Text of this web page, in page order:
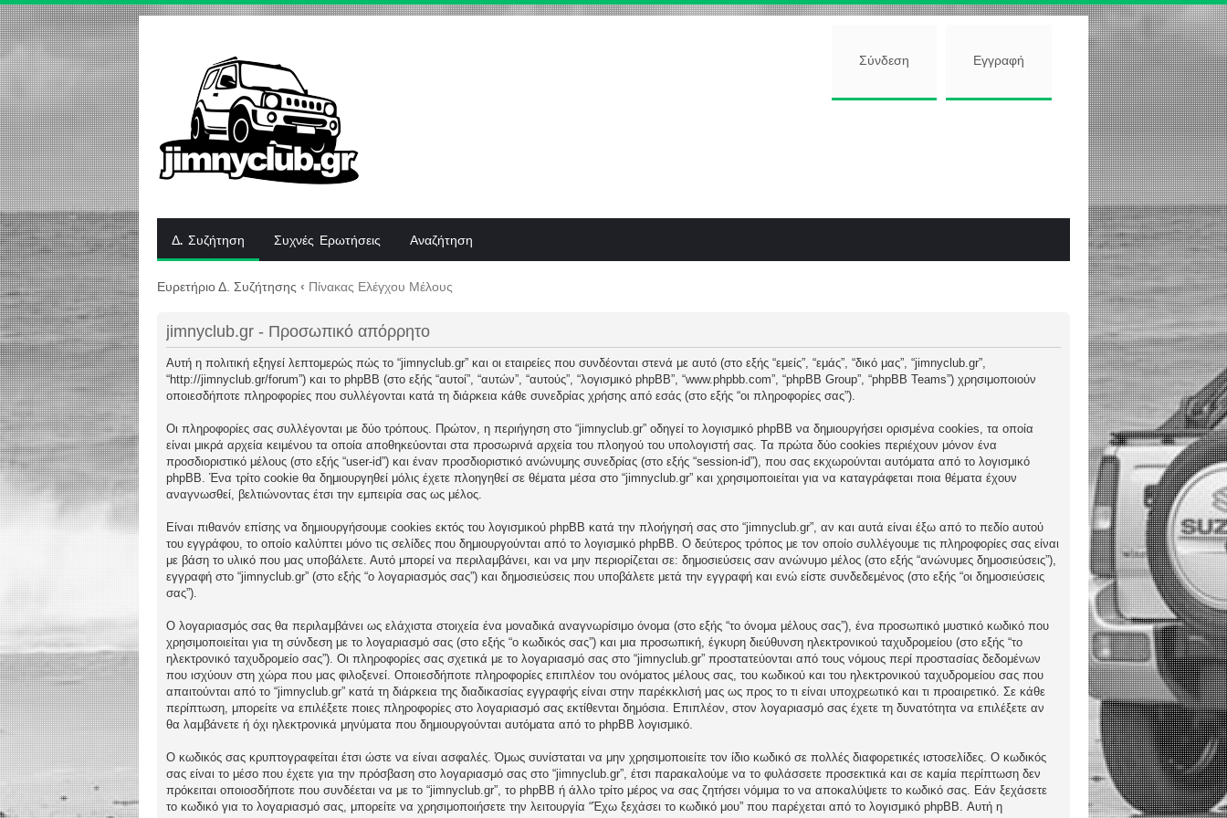
Σύνδεση Εγγραφή
Δ. Συζήτηση Συχνές Ερωτήσεις Αναζήτηση
Ευρετήριο Δ. Συζήτησης ‹ Πίνακας Ελέγχου Μέλους
jimnyclub.gr - Προσωπικό απόρρητο
Αυτή η πολιτική εξηγεί λεπτομερώς πώς το “jimnyclub.gr” και οι εταιρείες που συνδέονται στενά με αυτό (στο εξής “εμείς”, “εμάς”, “δικό μας”, “jimnyclub.gr”,
“http://jimnyclub.gr/forum”) και το phpBB (στο εξής “αυτοί”, “αυτών”, “αυτούς”, “λογισμικό phpBB”, “www.phpbb.com”, “phpBB Group”, “phpBB Teams”) χρησιμοποιούν
οποιεσδήποτε πληροφορίες που συλλέγονται κατά τη διάρκεια κάθε συνεδρίας χρήσης από εσάς (στο εξής “οι πληροφορίες σας”).
Οι πληροφορίες σας συλλέγονται με δύο τρόπους. Πρώτον, η περιήγηση στο “jimnyclub.gr” οδηγεί το λογισμικό phpBB να δημιουργήσει ορισμένα cookies, τα οποία
είναι μικρά αρχεία κειμένου τα οποία αποθηκεύονται στα προσωρινά αρχεία του πλοηγού του υπολογιστή σας. Τα πρώτα δύο cookies περιέχουν μόνον ένα
προσδιοριστικό μέλους (στο εξής “user-id”) και έναν προσδιοριστικό ανώνυμης συνεδρίας (στο εξής “session-id”), που σας εκχωρούνται αυτόματα από το λογισμικό
phpBB. Ένα τρίτο cookie θα δημιουργηθεί μόλις έχετε πλοηγηθεί σε θέματα μέσα στο “jimnyclub.gr” και χρησιμοποιείται για να καταγράφεται ποια θέματα έχουν
αναγνωσθεί, βελτιώνοντας έτσι την εμπειρία σας ως μέλος.
Είναι πιθανόν επίσης να δημιουργήσουμε cookies εκτός του λογισμικού phpBB κατά την πλοήγησή σας στο “jimnyclub.gr”, αν και αυτά είναι έξω από το πεδίο αυτού
του εγγράφου, το οποίο καλύπτει μόνο τις σελίδες που δημιουργούνται από το λογισμικό phpBB. Ο δεύτερος τρόπος με τον οποίο συλλέγουμε τις πληροφορίες σας είναι
με βάση το υλικό που μας υποβάλετε. Αυτό μπορεί να περιλαμβάνει, και να μην περιορίζεται σε: δημοσιεύσεις σαν ανώνυμο μέλος (στο εξής “ανώνυμες δημοσιεύσεις”),
εγγραφή στο “jimnyclub.gr” (στο εξής “ο λογαριασμός σας”) και δημοσιεύσεις που υποβάλετε μετά την εγγραφή και ενώ είστε συνδεδεμένος (στο εξής “οι δημοσιεύσεις
σας”).
Ο λογαριασμός σας θα περιλαμβάνει ως ελάχιστα στοιχεία ένα μοναδικά αναγνωρίσιμο όνομα (στο εξής “το όνομα μέλους σας”), ένα προσωπικό μυστικό κωδικό που
χρησιμοποιείται για τη σύνδεση με το λογαριασμό σας (στο εξής “ο κωδικός σας”) και μια προσωπική, έγκυρη διεύθυνση ηλεκτρονικού ταχυδρομείου (στο εξής “το
ηλεκτρονικό ταχυδρομείο σας”). Οι πληροφορίες σας σχετικά με το λογαριασμό σας στο “jimnyclub.gr” προστατεύονται από τους νόμους περί προστασίας δεδομένων
που ισχύουν στη χώρα που μας φιλοξενεί. Οποιεσδήποτε πληροφορίες επιπλέον του ονόματος μέλους σας, του κωδικού και του ηλεκτρονικού ταχυδρομείου σας που
απαιτούνται από το “jimnyclub.gr” κατά τη διάρκεια της διαδικασίας εγγραφής είναι στην παρέκκλισή μας ως προς το τι είναι υποχρεωτικό και τι προαιρετικό. Σε κάθε
περίπτωση, μπορείτε να επιλέξετε ποιες πληροφορίες στο λογαριασμό σας εκτίθενται δημόσια. Επιπλέον, στον λογαριασμό σας έχετε τη δυνατότητα να επιλέξετε αν
θα λαμβάνετε ή όχι ηλεκτρονικά μηνύματα που δημιουργούνται αυτόματα από το phpBB λογισμικό.
Ο κωδικός σας κρυπτογραφείται έτσι ώστε να είναι ασφαλές. Όμως συνίσταται να μην χρησιμοποιείτε τον ίδιο κωδικό σε πολλές διαφορετικές ιστοσελίδες. Ο κωδικός
σας είναι το μέσο που έχετε για την πρόσβαση στο λογαριασμό σας στο “jimnyclub.gr”, έτσι παρακαλούμε να το φυλάσσετε προσεκτικά και σε καμία περίπτωση δεν
πρόκειται οποιοσδήποτε που συνδέεται να με το “jimnyclub.gr”, το phpBB ή άλλο τρίτο μέρος να σας ζητήσει νόμιμα το να αποκαλύψετε το κωδικό σας. Εάν ξεχάσετε
το κωδικό για το λογαριασμό σας, μπορείτε να χρησιμοποιήσετε την λειτουργία “Έχω ξεχάσει το κωδικό μου” που παρέχεται από το λογισμικό phpBB. Αυτή η